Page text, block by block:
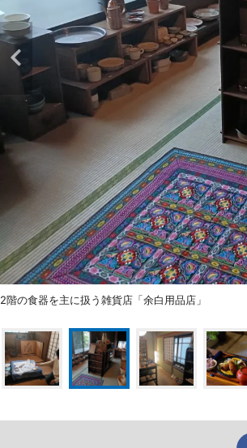
2階の食器を主に扱う雑貨店「余白用品店」